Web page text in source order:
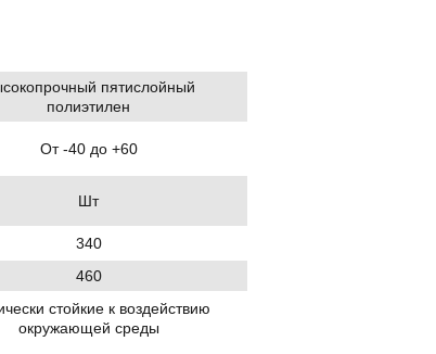
пятислойный
полиэтилен
От -40 до +60
Шт
340
460
стойкие к воздействию
окружающей среды